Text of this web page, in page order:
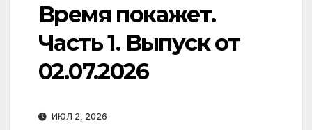
Время покажет.
Часть 1. Выпуск от
02.07.2026
ИЮЛ 2, 2026